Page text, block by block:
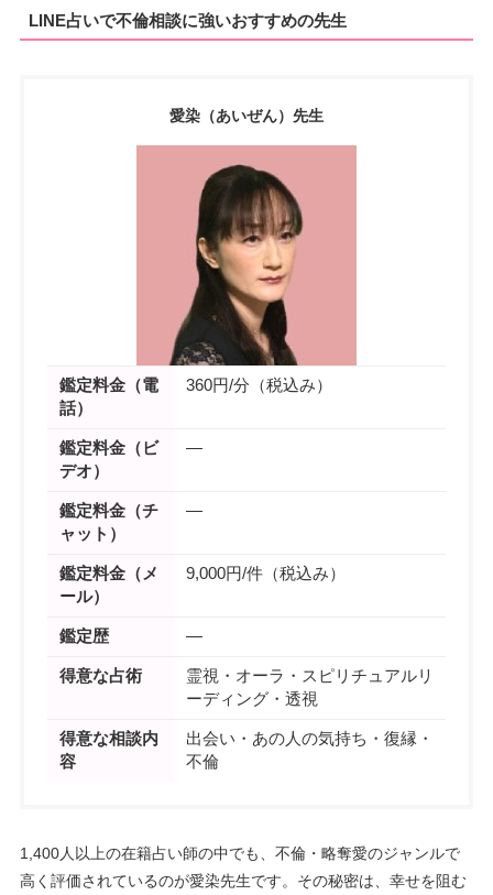
LINE占いで不倫相談に強いおすすめの先生
愛染（あいぜん）先生
鑑定料金（電
話）
360円/分（税込み）
鑑定料金（ビ
デオ）
―
鑑定料金（チ
ャット）
―
鑑定料金（メ
ール）
9,000円/件（税込み）
鑑定歴 ―
得意な占術
霊視・オーラ・スピリチュアルリ
ーディング・透視
得意な相談内
容
出会い・あの人の気持ち・復縁・
不倫
1,400人以上の在籍占い師の中でも、不倫・略奪愛のジャンルで
高く評価されているのが愛染先生です。その秘密は、幸せを阻む